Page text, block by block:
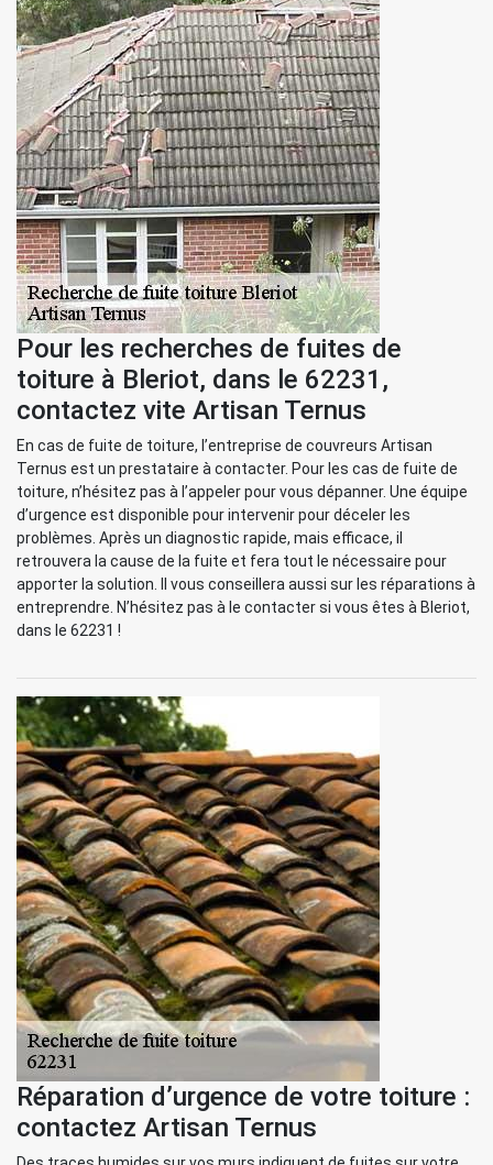
Pour les recherches de fuites de
toiture à Bleriot, dans le 62231,
contactez vite Artisan Ternus
En cas de fuite de toiture, l’entreprise de couvreurs Artisan
Ternus est un prestataire à contacter. Pour les cas de fuite de
toiture, n’hésitez pas à l’appeler pour vous dépanner. Une équipe
d’urgence est disponible pour intervenir pour déceler les
problèmes. Après un diagnostic rapide, mais efficace, il
retrouvera la cause de la fuite et fera tout le nécessaire pour
apporter la solution. Il vous conseillera aussi sur les réparations à
entreprendre. N’hésitez pas à le contacter si vous êtes à Bleriot,
dans le 62231 !
Réparation d’urgence de votre toiture :
contactez Artisan Ternus